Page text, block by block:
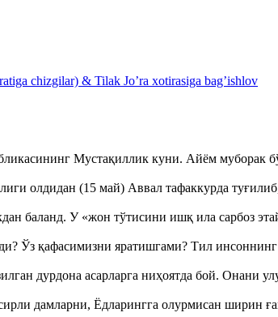
chizgilar) & Tilak Jo’ra xotirasiga bag’ishlov
Мустақиллик куни. Айём
олдидан (15 май) Аввал тафаккурда
баланд. У «жон тўтисини ишқ ила сарбоз
Ўз қафасимизни яратишгами? Тил
дурдона асарларга ниҳоятда бой. Онани
дамларни, Ёдларингга олурмисан